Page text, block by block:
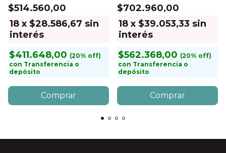
$514.560,00
18 x $28.586,67 sin
interés
$411.648,00
con Transferencia o
depósito
$702.960,00
18 x $39.053,33 sin
interés
$562.368,00
con Transferencia o
depósito